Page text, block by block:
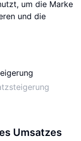
um die Marke
und die
Umsatzes